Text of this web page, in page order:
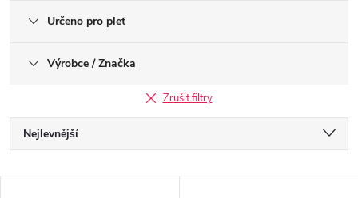
Určeno pro pleť
Výrobce / Značka
Zrušit filtry
Ř
a
Nejlevnější